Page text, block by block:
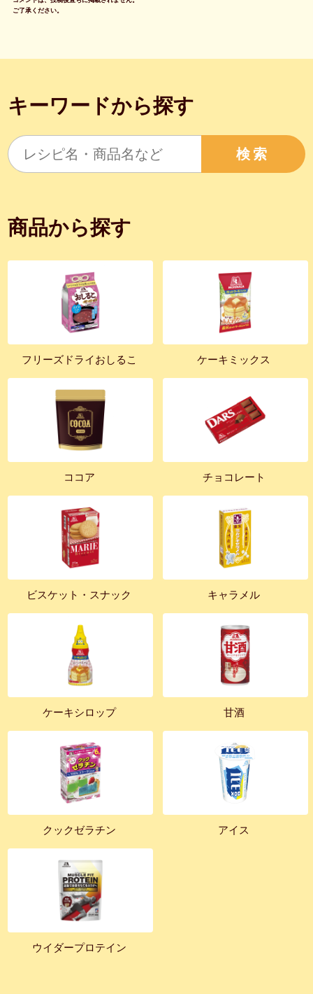
ご了承ください。
キーワードから探す
検索
商品から探す
フリーズドライおしるこ ケーキミックス
ココア チョコレート
ビスケット・スナック キャラメル
ケーキシロップ 甘酒
クックゼラチン アイス
ウイダープロテイン